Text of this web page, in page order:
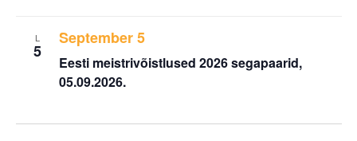
L
5
September 5
Eesti meistrivõistlused 2026 segapaarid,
05.09.2026.